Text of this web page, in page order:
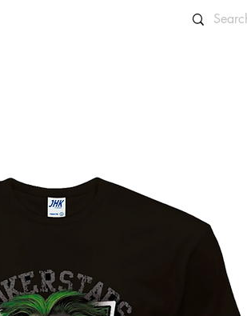
INFO E CONTATTI